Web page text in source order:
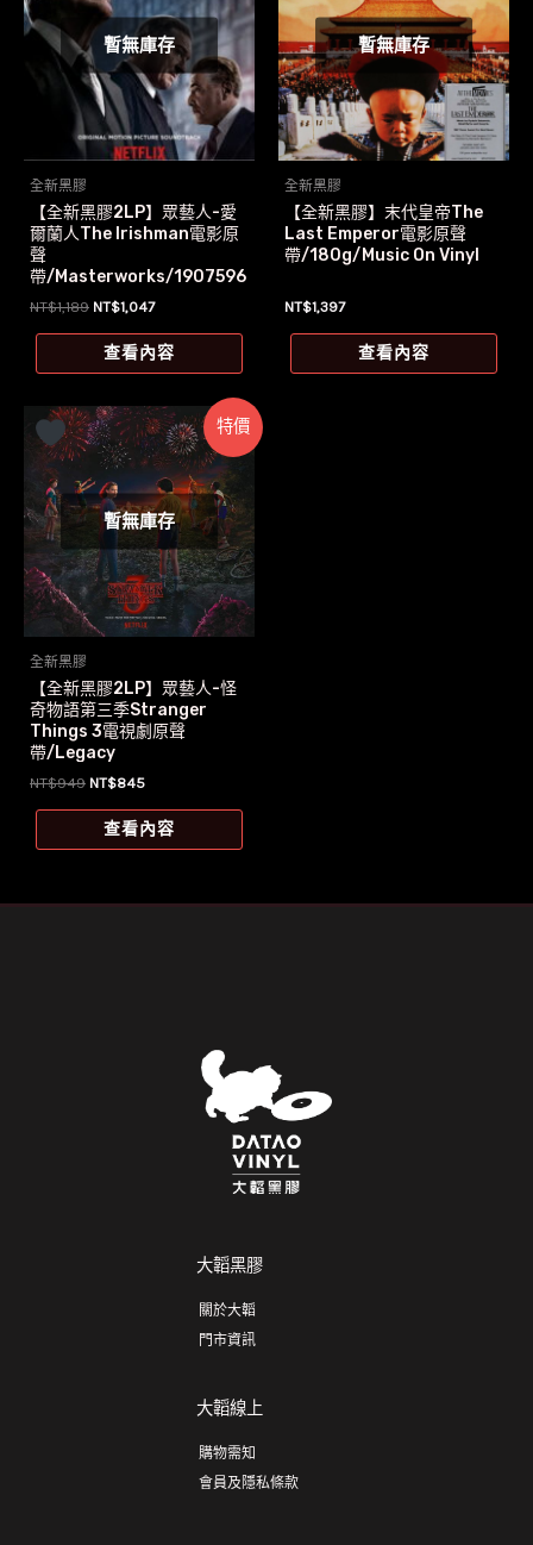
暫無庫存
全新黑膠
【全新黑膠2LP】眾藝人-愛
爾蘭人The Irishman電影原
聲
帶/Masterworks/1907596
9471
NT$1,189 原
價
格：
NT$1,047目
價
格：
查看內容
暫無庫存
全新黑膠
【全新黑膠】末代皇帝The
Last Emperor電影原聲
帶/180g/Music On Vinyl
NT$1,397
查看內容
特價
暫無庫存
全新黑膠
【全新黑膠2LP】眾藝人-怪
奇物語第三季Stranger
Things 3電視劇原聲
帶/Legacy
NT$949 原
格：
NT$845目
價
格：
查看內容
大韜黑膠
關於大韜
門市資訊
大韜線上
購物需知
會員及隱私條款